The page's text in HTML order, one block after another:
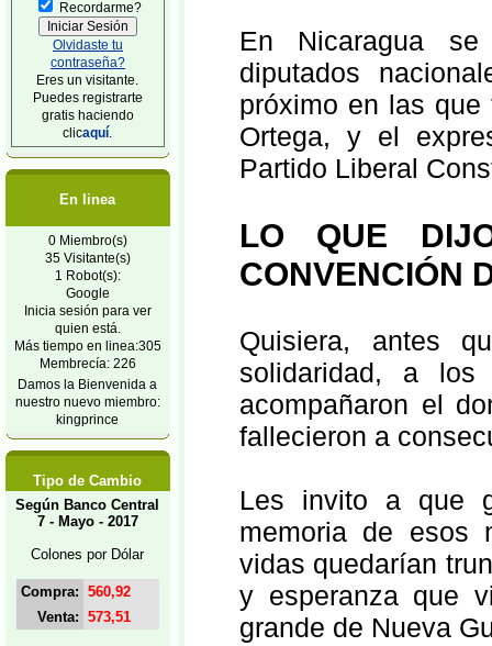
Recordarme?
Olvidaste tu
contraseña?
Eres un visitante.
Puedes registrarte
gratis haciendo
clicaquí
En linea
0 Miembro(s)
35 Visitante(s)
1 Robot(s):
Google
Inicia sesión para ver
quien está.
Más tiempo en linea:305
Membrecía: 226
Damos la Bienvenida a
nuestro nuevo miembro:
kingprince
Tipo de Cambio
Según Banco Central
7 - Mayo - 2017
Colones por Dólar
Compra: 560,92
Venta: 573,51
En Nicaragua se
diputados
próximo en las
Ortega, y el
Partido Liberal
LO QUE
CONVENCIÓN
Quisiera, antes
solidaridad, a
acompañaron el
fallecieron a
Les invito a que
memoria de esos
vidas quedarían
y esperanza que
grande de Nueva